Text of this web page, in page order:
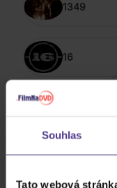
Souhlas
Tato webová
1349
16